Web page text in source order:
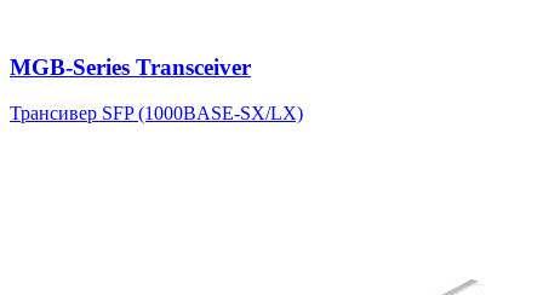
MGB-Series Transceiver
Трансивер SFP (1000BASE-SX/LX)